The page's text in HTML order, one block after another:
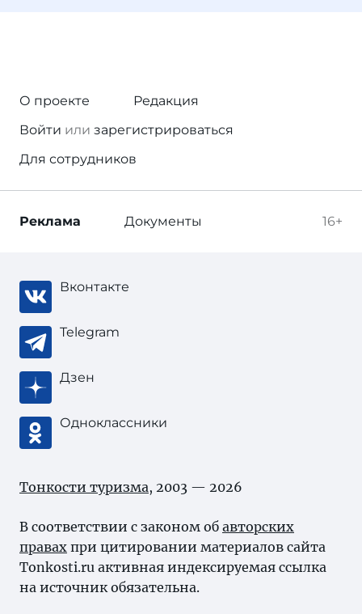
О проекте
Редакция
Войти или зарегистрироваться
Для сотрудников
16+
Реклама Документы
Вконтакте
Telegram
Дзен
Одноклассники
Тонкости туризма, 2003 — 2026
В соответствии с законом об авторских
правах при цитировании материалов сайта
Tonkosti.ru активная индексируемая ссылка
на источник обязательна.